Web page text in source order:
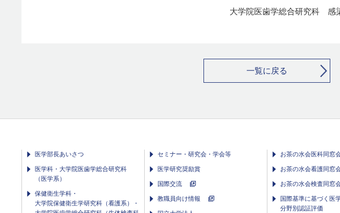
大学院医歯学総合研究科
一覧に戻る
医学部長あいさつ
医学科・大学院医歯学総合研究科
（医学系）
保健衛生学科・
大学院保健衛生学研究科（看護系）・
セミナー・研究会・学会等
医学研究奨励賞
国際交流
教職員向け情報
お茶の水会医科同窓
お茶の水会看護同窓
お茶の水会検査同窓
国際基準に基づく医
分野別認証評価